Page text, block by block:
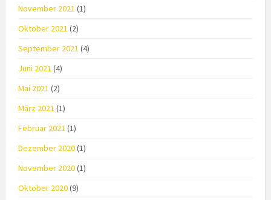
November 2021 (1)
Oktober 2021 (2)
September 2021 (4)
Juni 2021 (4)
Mai 2021 (2)
März 2021 (1)
Februar 2021 (1)
Dezember 2020(1)
November 2020(1)
Oktober 2020(9)